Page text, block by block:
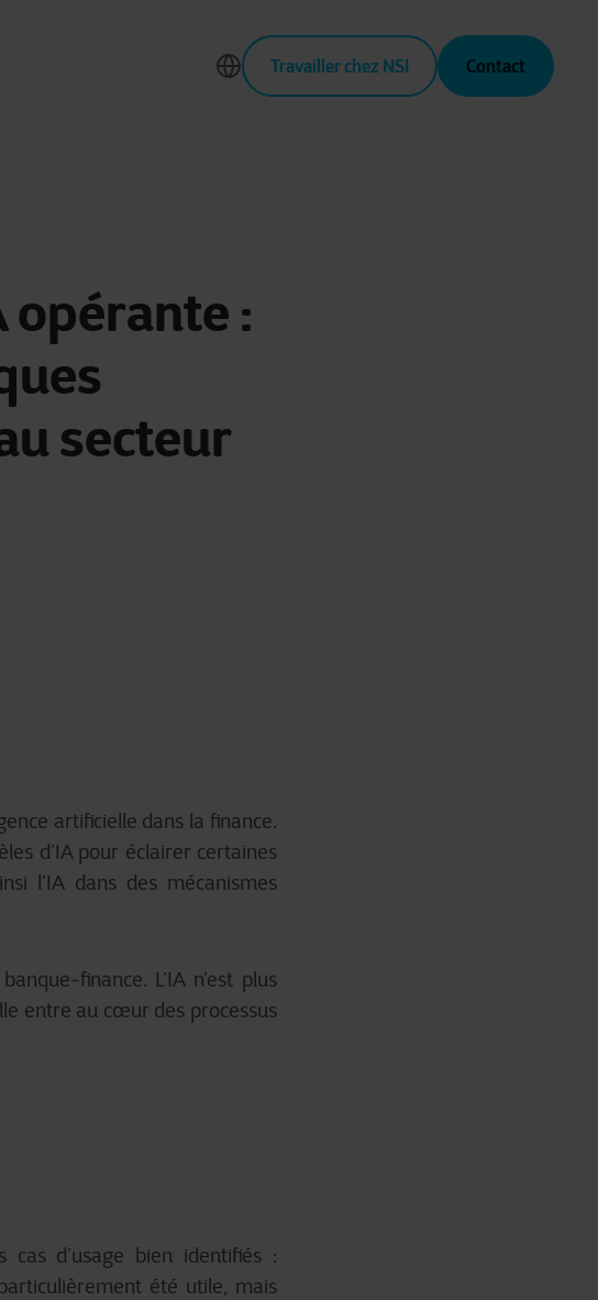
Travailler chez NSI Contact
opérante :
secteur
artificielle dans la finance.
d’IA pour éclairer certaines
l’IA dans des mécanismes
finance. L’IA n’est plus
entre au cœur des processus
cas d’usage bien identifiés :
été utile, mais